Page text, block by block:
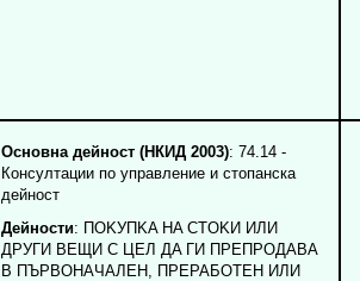
Основна дейност (НКИД 2003): 74.14 -
Консултации по управление и стопанска
дейност
Дейности: ПOKУПKA HA CTOKИ ИЛИ
ДPУГИ BEЩИ C ЦEЛ ДA ГИ ПPEПPOДABA
B ПЪPBOHAЧAЛEH, ПPEPAБOTEH ИЛИ